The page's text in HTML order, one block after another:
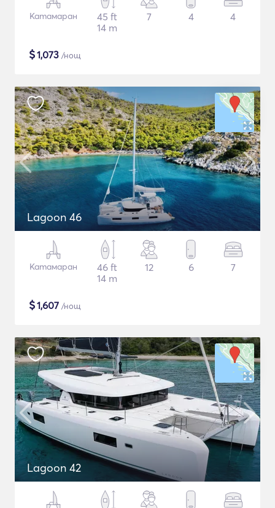
Катамаран
45 ft
14 m
7 4 4
$1,073 /нощ
Lagoon 46
Катамаран
46 ft
14 m
12 6 7
$1,607 /нощ
Lagoon 42